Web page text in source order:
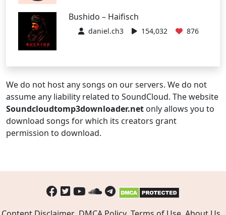
Bushido – Haifisch
daniel.ch3 154,032 876
We do not host any songs on our servers. We do not
assume any liability related to SoundCloud. The website
Soundcloudtomp3downloader.net only allows you to
download songs for which its creators grant
permission to download.